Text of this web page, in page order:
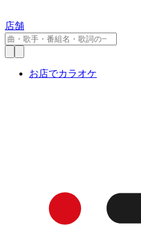
店舗
お店でカラオケ